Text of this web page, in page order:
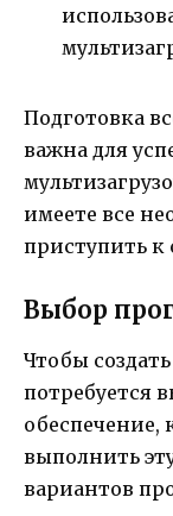
Подготовка
важна для
имеете все
приступить к
Выбор
Чтобы
потребуется
обеспечение,
выполнить
вариантов